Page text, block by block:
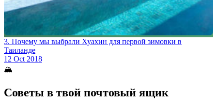
3. Почему мы выбрали Хуахин для первой зимовки в
Таиланде
12 Oct 2018
🏔
Советы в твой почтовый ящик